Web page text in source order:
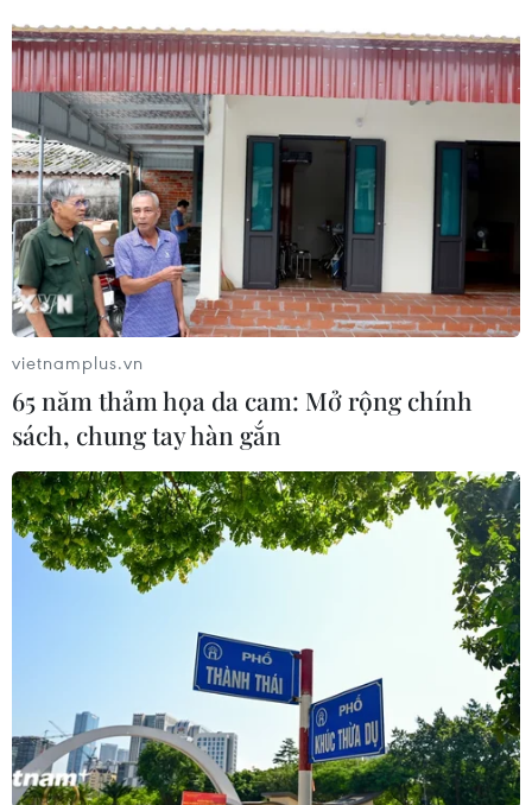
Tỉnh Điện Biên và tỉnh Batna của Algeria
kết nghĩa, thúc đẩy hợp tác
29/08/2023 04:55
Chủ tịch Ủy ban Nhân dân tỉnh Điện Biên bày tỏ hy
vọng rằng sau lễ ký thỏa thuận, chính quyền 2 địa
phương sẽ cụ thể hóa các nội dung hợp tác, xây dựng
được kế hoạch và hành động mang tính thiết thực.
vietnamplus.vn
65 năm thảm họa da cam: Mở rộng chính
sách, chung tay hàn gắn